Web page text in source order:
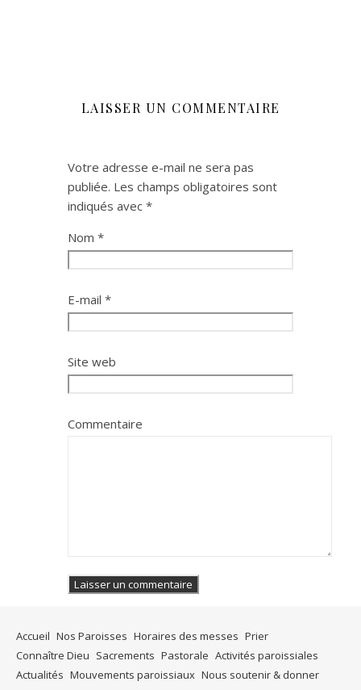
LAISSER UN COMMENTAIRE
Votre adresse e-mail ne sera pas
publiée. Les champs obligatoires sont
indiqués avec *
Nom *
E-mail *
Site web
Commentaire
Accueil Nos Paroisses Horaires des messes Prier
Connaître Dieu Sacrements Pastorale Activités paroissiales
Actualités Mouvements paroissiaux Nous soutenir & donner